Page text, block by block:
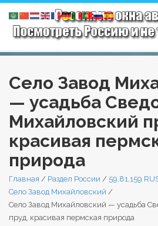
Село Завод
— усадьба
Михайловский
красивая
природа
Главная / Раздел России / 59,81,159
Село Завод Михайловский /
Село Завод Михайловский — усадьба
пруд, красивая пермская природа